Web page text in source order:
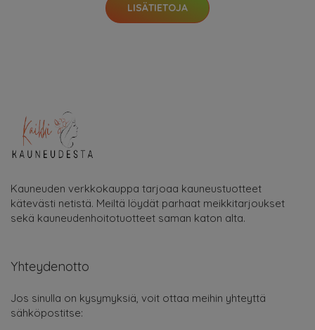
LISÄTIETOJA
Kauneuden verkkokauppa tarjoaa kauneustuotteet
kätevästi netistä. Meiltä löydät parhaat meikkitarjoukset
sekä kauneudenhoitotuotteet saman katon alta.
Yhteydenotto
Jos sinulla on kysymyksiä, voit ottaa meihin yhteyttä
sähköpostitse: